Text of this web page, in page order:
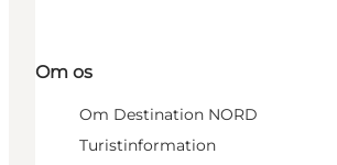
Om os
Om Destination NORD
Turistinformation